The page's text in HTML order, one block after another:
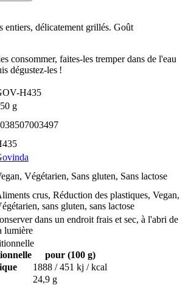
entiers, délicatement grillés. Goût
consommer, faites-les tremper dans de l'eau
dégustez-les !
H435
g
Végétarien, Sans gluten, Sans lactose
crus, Réduction des plastiques, Vegan,
sans gluten, sans lactose
dans un endroit frais et sec, à l'abri de
lumière
pour (100 g)
1888 / 451 kj / kcal
24,9 g